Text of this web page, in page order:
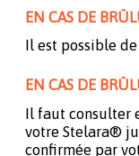
EN CAS DE
Il est possible
EN CAS DE
Il faut consulter
votre Stelara®
confirmée par